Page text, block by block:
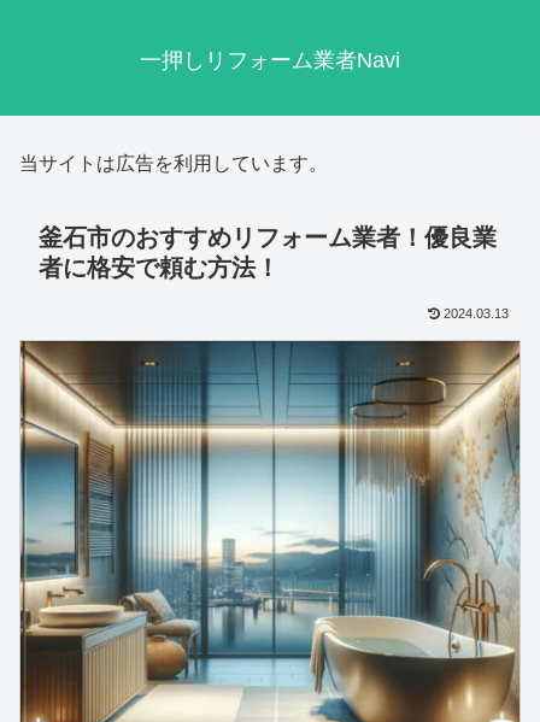
一押しリフォーム業者Navi
当サイトは広告を利用しています。
釜石市のおすすめリフォーム業者！優良業
者に格安で頼む方法！
2024.03.13